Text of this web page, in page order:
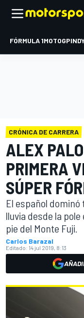
FÓRMULA 1MOTOGP
CRÓNICA DE CARRERA
ALEX
PRIMERA
SÚPER
El español
lluvia desde la
pie del Monte Fuji.
Carlos Barazal
Editado: 14 jul 2019, 8:13